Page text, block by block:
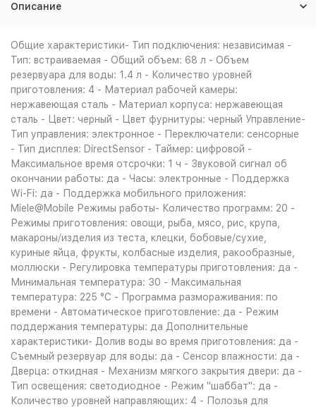
Описание
Общие характеристики- Тип подключения: независимая -
Тип: встраиваемая - Общий объем: 68 л - Объем
резервуара для воды: 1.4 л - Количество уровней
приготовления: 4 - Материал рабочей камеры:
нержавеющая сталь - Материал корпуса: нержавеющая
сталь - Цвет: черный - Цвет фурнитуры: черный Управление-
Тип управления: электронное - Переключатели: сенсорные
- Тип дисплея: DirectSensor - Таймер: цифровой -
Максимальное время отсрочки: 1 ч - Звуковой сигнал об
окончании работы: да - Часы: электронные - Поддержка
Wi-Fi: да - Поддержка мобильного приложения:
Miele@Mobile Режимы работы- Количество программ: 20 -
Режимы приготовления: овощи, рыба, мясо, рис, крупа,
макароны/изделия из теста, клецки, бобовые/сухие,
куриные яйца, фрукты, колбасные изделия, ракообразные,
моллюски - Регулировка температуры приготовления: да -
Минимальная температура: 30 - Максимальная
температура: 225 °C - Программа размораживания: по
времени - Автоматическое приготовление: да - Режим
поддержания температуры: да Дополнительные
характеристики- Долив воды во время приготовления: да -
Съемный резервуар для воды: да - Сенсор влажности: да -
Дверца: откидная - Механизм мягкого закрытия двери: да -
Тип освещения: светодиодное - Режим "шаббат": да -
Количество уровней направляющих: 4 - Полозья для